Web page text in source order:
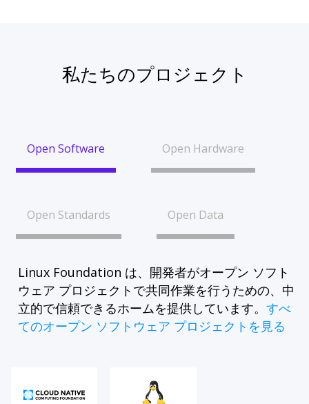
私たちのプロジェクト
Open Software Open Hardware
Open Standards Open Data
Linux Foundation は、開発者がオープン ソフト
ウェア プロジェクトで共同作業を行うための、中
立的で信頼できるホームを提供しています。 すべ
てのオープン ソフトウェア プロジェクトを見る